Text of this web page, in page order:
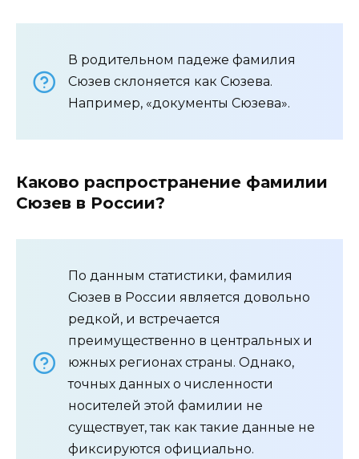
В родительном падеже фамилия
Сюзев склоняется как Сюзева.
Например, «документы Сюзева».
Каково распространение фамилии
Сюзев в России?
По данным статистики, фамилия
Сюзев в России является довольно
редкой, и встречается
преимущественно в центральных и
южных регионах страны. Однако,
точных данных о численности
носителей этой фамилии не
существует, так как такие данные не
фиксируются официально.